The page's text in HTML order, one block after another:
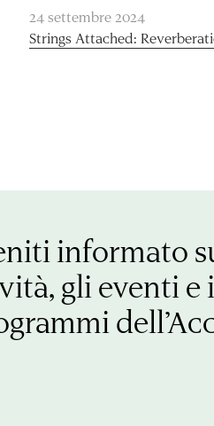
24 settembre 2024
Strings Attached:
informato
gli eventi e i